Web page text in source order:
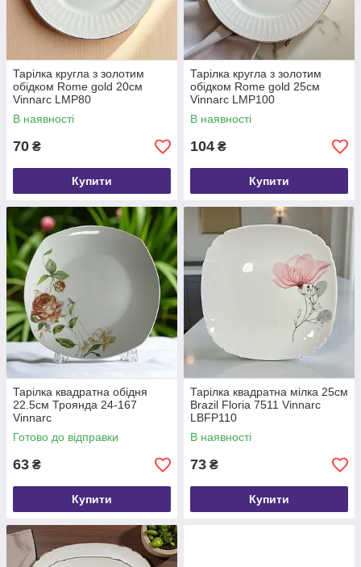
Тарілка кругла з золотим
обідком Rome gold 20см
Vinnarc LMP80
В наявності
70 ₴
Купити
Тарілка кругла з золотим
обідком Rome gold 25см
Vinnarc LMP100
В наявності
104 ₴
Купити
Тарілка квадратна обідня
22.5см Троянда 24-167
Vinnarc
Готово до відправки
63 ₴
Купити
Тарілка квадратна мілка 25см
Brazil Floria 7511 Vinnarc
LBFP110
В наявності
73 ₴
Купити